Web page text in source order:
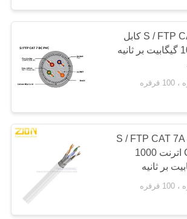
کابل کواکسیال 50
کابل شبکه S / FTP CAT 7 کابل
1000 مگاهرتز 10 گیگابیت بر ثانیه
کابل LSZH کت S / FTP CAT 7A
مس کابل Cat7a اترنت 1000